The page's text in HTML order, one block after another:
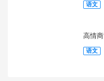
语文
高情
语文